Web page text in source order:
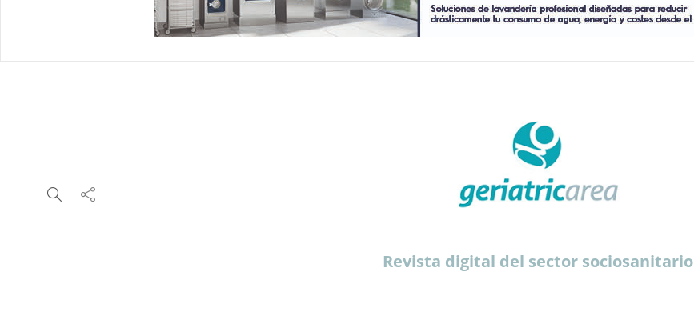
Revista digital del sector sociosanitario